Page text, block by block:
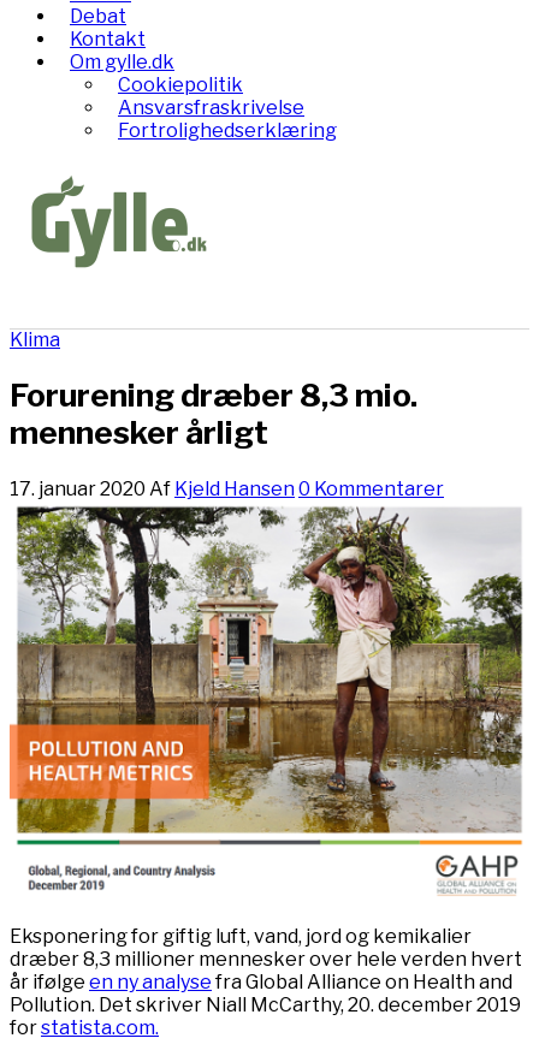
Debat
Kontakt
Om gylle.dk
Cookiepolitik
Ansvarsfraskrivelse
Fortrolighedserklæring
Klima
Forurening dræber 8,3 mio.
mennesker årligt
17. januar 2020 Af Kjeld Hansen0 Kommentarer
Eksponering for giftig luft, vand, jord og kemikalier
dræber 8,3 millioner mennesker over hele verden hvert
år ifølge en ny analysefra Global Alliance on Health and
Pollution. Det skriver Niall McCarthy, 20. december 2019
forstatista.com.